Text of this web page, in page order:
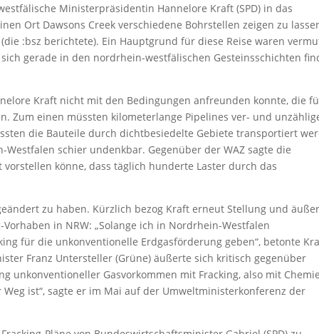
Ministerpräsidentin Hannelore Kraft (SPD) in das
Ort Dawsons Creek verschiedene Bohrstellen zeigen zu
:bsz berichtete). Ein Hauptgrund für diese Reise waren
gerade in den nordrhein-westfälischen Gesteinsschichten
Kraft nicht mit den Bedingungen anfreunden konnte, die
Zum einen müssten kilometerlange Pipelines ver- und
die Bauteile durch dichtbesiedelte Gebiete transportiert
schier undenkbar. Gegenüber der WAZ sagte die
könne, dass täglich hunderte Laster durch das
zu haben. Kürzlich bezog Kraft erneut Stellung und
in NRW: „Solange ich in Nordrhein-Westfalen
für die unkonventionelle Erdgasförderung geben“, betonte
Franz Untersteller (Grüne) äußerte sich kritisch gegenüber
unkonventioneller Gasvorkommen mit Fracking, also mit
ist“, sagte er im Mai auf der Umweltministerkonferenz der